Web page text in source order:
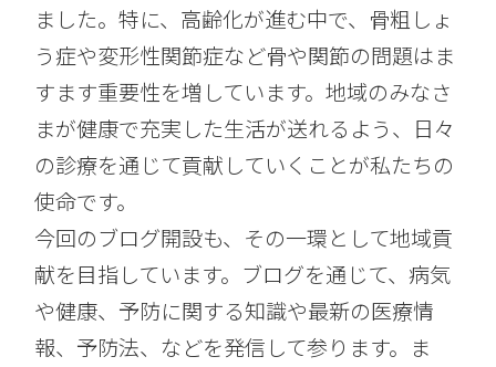
ました。特に、高齢化が進む中で、骨粗しょ
う症や変形性関節症など骨や関節の問題はま
すます重要性を増しています。地域のみなさ
まが健康で充実した生活が送れるよう、日々
の診療を通じて貢献していくことが私たちの
使命です。
今回のブログ開設も、その一環として地域貢
献を目指しています。ブログを通じて、病気
や健康、予防に関する知識や最新の医療情
報、予防法、などを発信して参ります。ま